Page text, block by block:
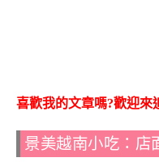
喜歡我的文章嗎?歡迎來
景美越南小吃：店